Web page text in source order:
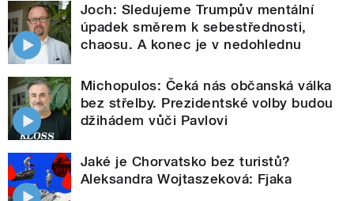
Joch: Sledujeme Trumpův mentální
úpadek směrem k sebestřednosti,
chaosu. A konec je v nedohlednu
Michopulos: Čeká nás občanská válka
bez střelby. Prezidentské volby budou
džihádem vůči Pavlovi
Jaké je Chorvatsko bez turistů?
Aleksandra Wojtaszeková: Fjaka